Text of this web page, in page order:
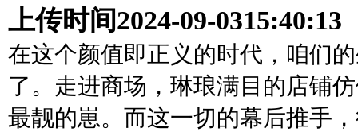
上传时间2024-09-0315:40:13
在这个颜值即正义的时代，咱们
了。走进商场，琳琅满目的店铺
最靓的崽。而这一切的幕后推手